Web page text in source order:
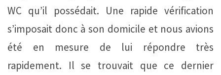
WC qu’il possédait. Une rapide vérification
s’imposait donc à son domicile et nous avions
été en mesure de lui répondre très
rapidement. Il se trouvait que ce dernier